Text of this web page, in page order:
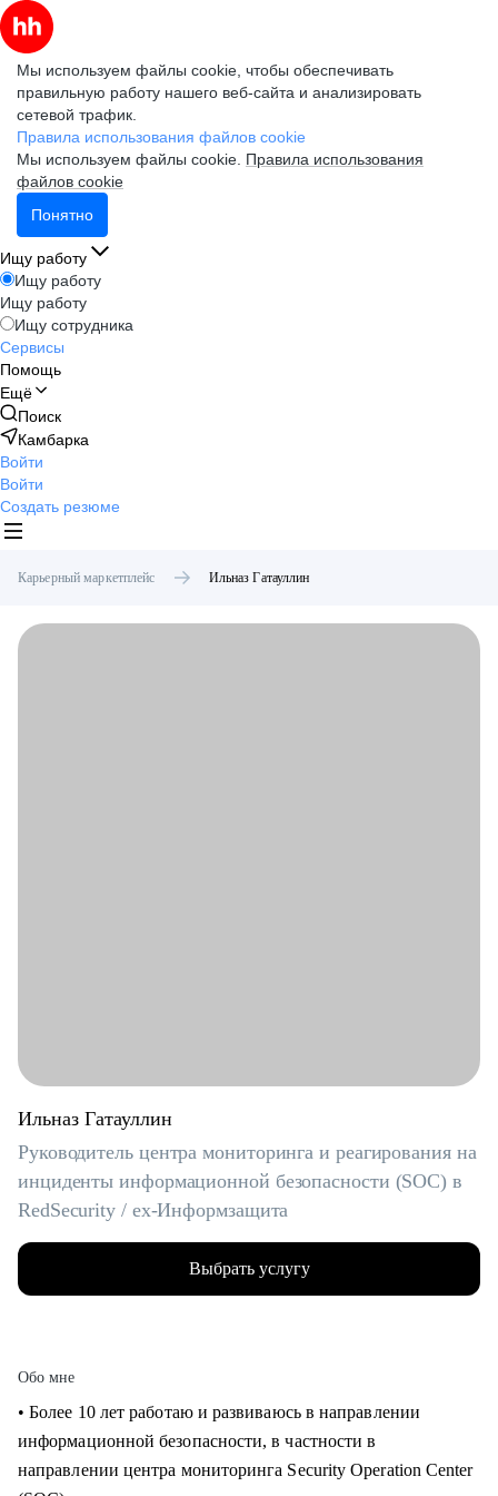
Мы используем файлы cookie, чтобы обеспечивать
правильную работу нашего веб-сайта и анализировать
сетевой трафик.
Правила использования файлов cookie
Мы используем файлы cookie. Правила использования
файлов cookie
Понятно
Ищу работу
Ищу работу
Ищу работу
Ищу сотрудника
Сервисы
Помощь
Ещё
Поиск
Камбарка
Войти
Войти
Создать резюме
Карьерный маркетплейс Ильназ Гатауллин
Ильназ Гатауллин
Руководитель центра мониторинга и реагирования на
инциденты информационной безопасности (SOC) в
RedSecurity / ex-Информзащита
Выбрать услугу
Обо мне
• Более 10 лет работаю и развиваюсь в направлении
информационной безопасности, в частности в
направлении центра мониторинга Security Operation Center